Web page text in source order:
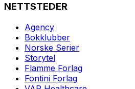
NETTSTEDER
Agency
Bokklubber
Norske Serier
Storytel
Flamme Forlag
Fontini Forlag